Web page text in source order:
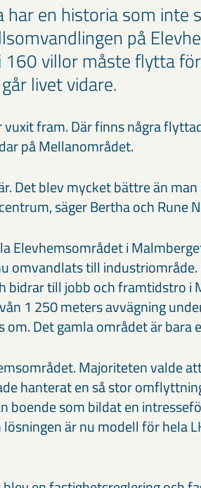
har en historia som inte
på
160 villor måste flytta
livet vidare.
vuxit fram. Där finns några
på Mellanområdet.
Det blev mycket bättre än
säger Bertha och Rune
Elevhemsområdet i
omvandlats till industriområde.
bidrar till jobb och framtidstro i
1 250 meters avvägning
om. Det gamla området är bara
Majoriteten valde
hanterat en så stor
boende som bildat en
är nu modell för hela